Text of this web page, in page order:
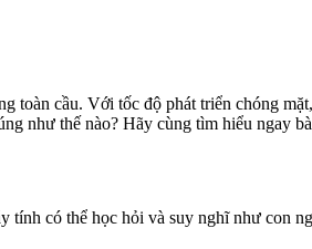
toàn cầu. Với tốc độ phát triển chóng
như thế nào? Hãy cùng tìm hiểu ngay
có thể học hỏi và suy nghĩ như con